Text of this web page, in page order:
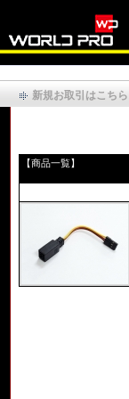
新規お取引はこちら
【商品一覧】